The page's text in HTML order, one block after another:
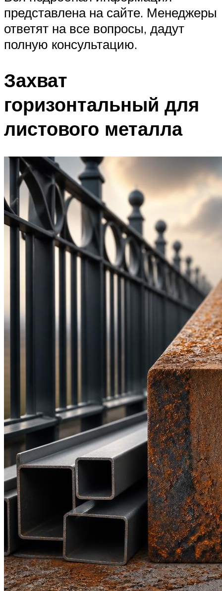
представлена на сайте. Менеджеры
ответят на все вопросы, дадут
полную консультацию.
Захват
горизонтальный для
листового металла